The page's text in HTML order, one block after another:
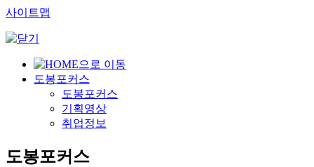
사이트맵
도봉포커스
도봉포커스
기획영상
취업정보
도봉포커스